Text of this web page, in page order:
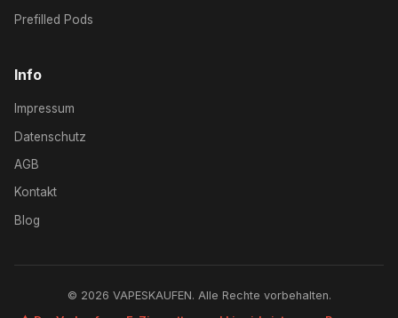
Prefilled Pods
Info
Impressum
Datenschutz
AGB
Kontakt
Blog
© 2026 VAPESKAUFEN. Alle Rechte vorbehalten.